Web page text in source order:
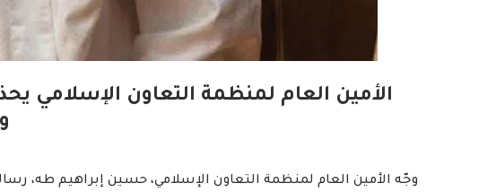
الأمين العام لمنظمة التعاون الإسلامي
وجّه الأمين العام لمنظمة التعاون الإسلامي، حسين إبراهيم طه،